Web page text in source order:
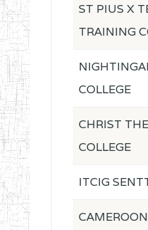
ST PIUS X
TRAINING
COLLEGE
CHRIST
COLLEGE
ITCIG